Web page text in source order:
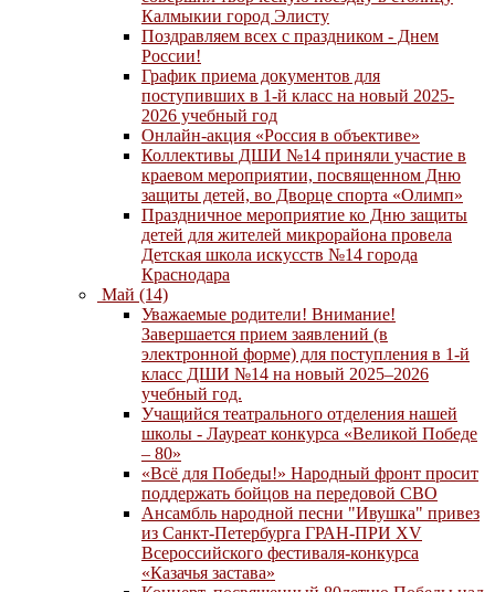
Калмыкии город Элисту
Поздравляем всех с праздником - Днем
России!
График приема документов для
поступивших в 1-й класс на новый 2025-
2026 учебный год
Онлайн-акция «Россия в объективе»
Коллективы ДШИ №14 приняли участие в
краевом мероприятии, посвященном Дню
защиты детей, во Дворце спорта «Олимп»
Праздничное мероприятие ко Дню защиты
детей для жителей микрорайона провела
Детская школа искусств №14 города
Краснодара
Май (14)
Уважаемые родители! Внимание!
Завершается прием заявлений (в
электронной форме) для поступления в 1-й
класс ДШИ №14 на новый 2025–2026
учебный год.
Учащийся театрального отделения нашей
школы - Лауреат конкурса «Великой Победе
– 80»
«Всё для Победы!» Народный фронт просит
поддержать бойцов на передовой СВО
Ансамбль народной песни "Ивушка" привез
из Санкт-Петербурга ГРАН-ПРИ XV
Всероссийского фестиваля-конкурса
«Казачья застава»